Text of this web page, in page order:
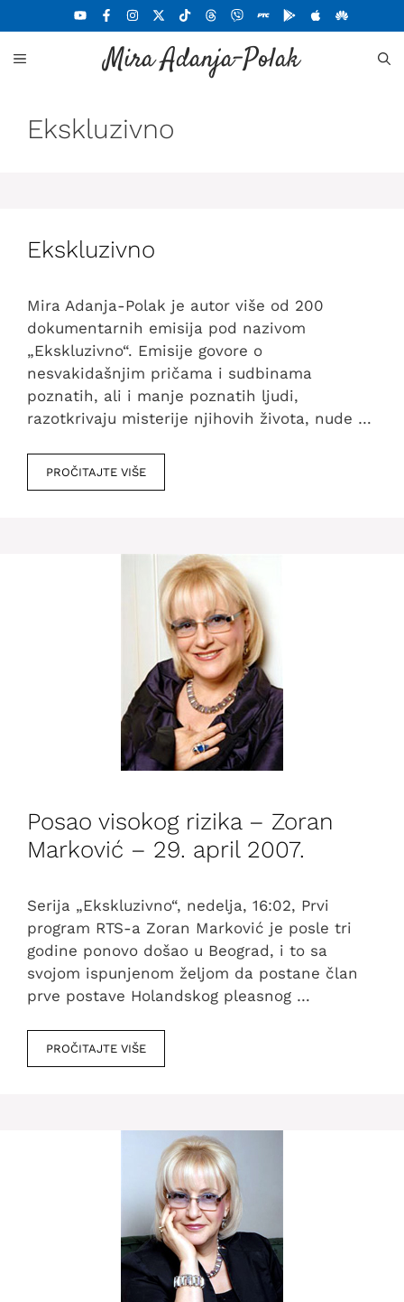
na
sadržaj
Mira Adanja-Polak
MENU
Ekskluzivno
Ekskluzivno
Mira Adanja-Polak je autor više od 200
dokumentarnih emisija pod nazivom
„Ekskluzivno“. Emisije govore o
nesvakidašnjim pričama i sudbinama
poznatih, ali i manje poznatih ljudi,
razotkrivaju misterije njihovih života, nude …
PROČITAJTE VIŠE
Posao visokog rizika – Zoran
Marković – 29. april 2007.
Serija „Ekskluzivno“, nedelja, 16:02, Prvi
program RTS-a Zoran Marković je posle tri
godine ponovo došao u Beograd, i to sa
svojom ispunjenom željom da postane član
prve postave Holandskog pleasnog …
PROČITAJTE VIŠE